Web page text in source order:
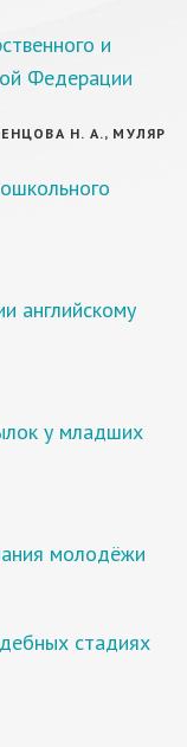
и
Федерации
Н. А., МУЛЯР
английскому
у младших
молодёжи
стадиях